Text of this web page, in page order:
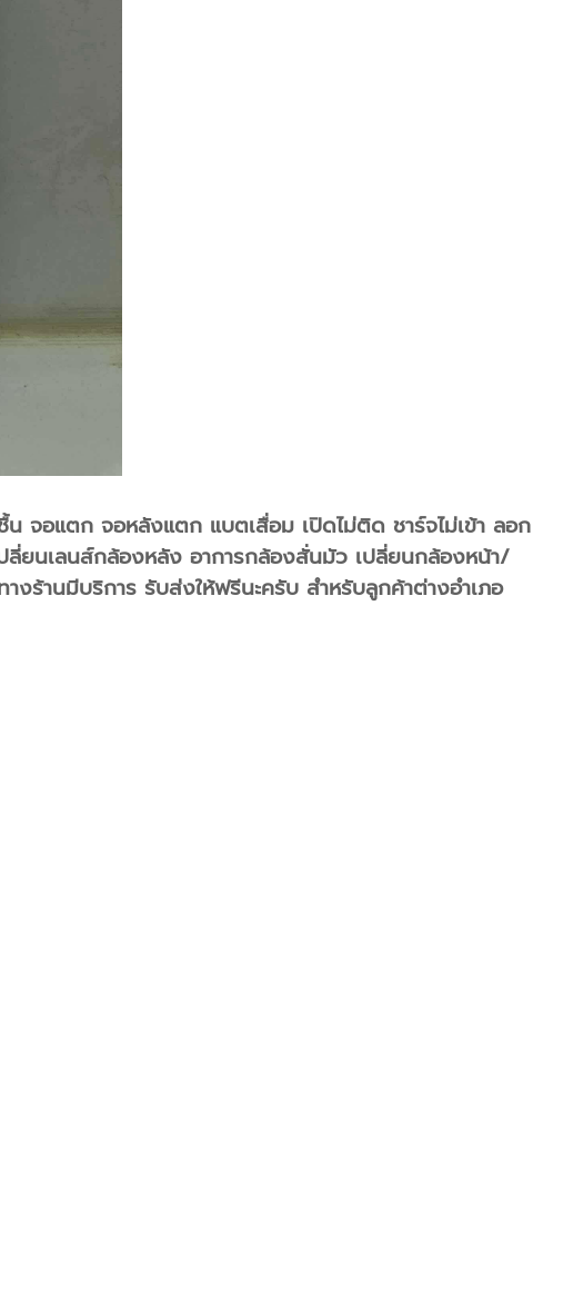
จอแตก จอหลังแตก แบตเสื่อม เปิดไม่ติด ชาร์จไม่เข้า ลอก
ยนเลนส์กล้องหลัง อาการกล้องสั่นมัว เปลี่ยนกล้องหน้า/
ร้านมีบริการ รับส่งให้ฟรีนะครับ สำหรับลูกค้าต่างอำเภอ